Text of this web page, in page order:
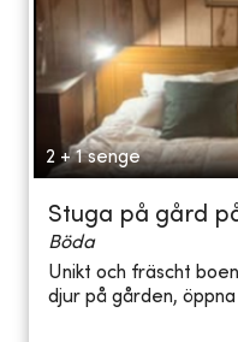
2 + 1 senge
Stuga på gård
Böda
Unikt och fräscht
djur på gården,